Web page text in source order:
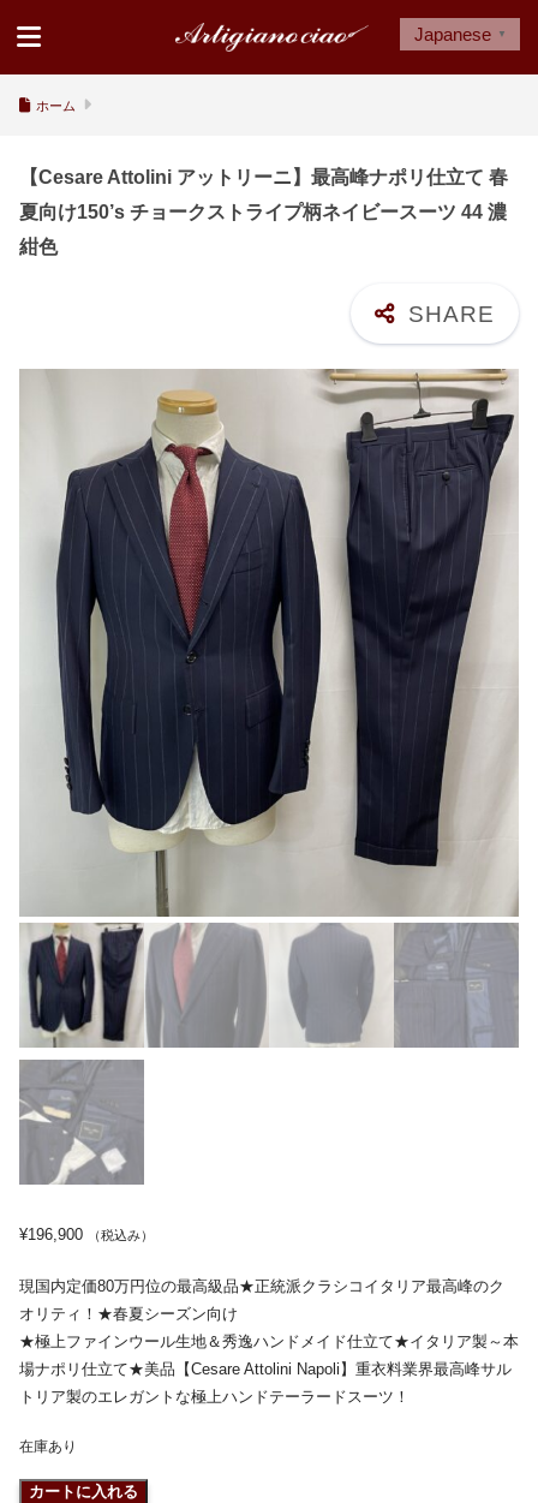
ホーム
【Cesare Attolini アットリーニ】最高峰ナポリ仕立て 春
夏向け150’s チョークストライプ柄ネイビースーツ 44 濃
紺色
¥196,900 （税込み）
現国内定価80万円位の最高級品★正統派クラシコイタリア最高峰のク
オリティ！★春夏シーズン向け
★極上ファインウール生地＆秀逸ハンドメイド仕立て★イタリア製～本
場ナポリ仕立て★美品【Cesare Attolini Napoli】重衣料業界最高峰サル
トリア製のエレガントな極上ハンドテーラードスーツ！
在庫あり
カートに入れる
Japanese ▼